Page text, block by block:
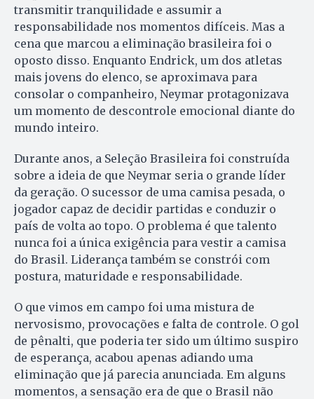
transmitir tranquilidade e assumir a
responsabilidade nos momentos difíceis. Mas a
cena que marcou a eliminação brasileira foi o
oposto disso. Enquanto Endrick, um dos atletas
mais jovens do elenco, se aproximava para
consolar o companheiro, Neymar protagonizava
um momento de descontrole emocional diante do
mundo inteiro.
Durante anos, a Seleção Brasileira foi construída
sobre a ideia de que Neymar seria o grande líder
da geração. O sucessor de uma camisa pesada, o
jogador capaz de decidir partidas e conduzir o
país de volta ao topo. O problema é que talento
nunca foi a única exigência para vestir a camisa
do Brasil. Liderança também se constrói com
postura, maturidade e responsabilidade.
O que vimos em campo foi uma mistura de
nervosismo, provocações e falta de controle. O gol
de pênalti, que poderia ter sido um último suspiro
de esperança, acabou apenas adiando uma
eliminação que já parecia anunciada. Em alguns
momentos, a sensação era de que o Brasil não